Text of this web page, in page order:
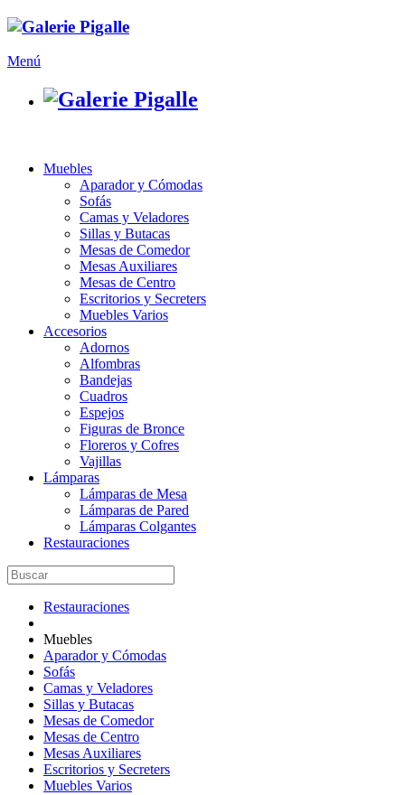
Menú
Muebles
Aparador y Cómodas
Sofás
Camas y Veladores
Sillas y Butacas
Mesas de Comedor
Mesas Auxiliares
Mesas de Centro
Escritorios y Secreters
Muebles Varios
Accesorios
Adornos
Alfombras
Bandejas
Cuadros
Espejos
Figuras de Bronce
Floreros y Cofres
Vajillas
Lámparas
Lámparas de Mesa
Lámparas de Pared
Lámparas Colgantes
Restauraciones
Restauraciones
Muebles
Aparador y Cómodas
Sofás
Camas y Veladores
Sillas y Butacas
Mesas de Comedor
Mesas de Centro
Mesas Auxiliares
Escritorios y Secreters
Muebles Varios